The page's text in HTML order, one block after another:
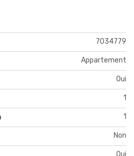
7034779
Appartement
Oui
1
1
Non
Oui